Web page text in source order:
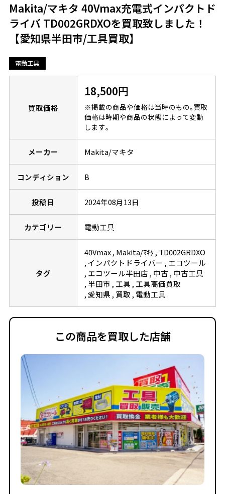
Makita/マキタ 40Vmax充電式インパクトド
ライバ TD002GRDXOを買取致しました！
【愛知県半田市/工具買取】
電動工具
買取価格
18,500円
※掲載の商品や価格は当時のもの｡買取
価格は時期や商品の状態によって変動
します｡
メーカー Makita/マキタ
コンディション B
投稿日 2024年08月13日
カテゴリー 電動工具
タグ
40Vmax Makita/ﾏｷﾀ TD002GRDXO
インパクトドライバー
エコツール
エコツール半田店 中古 中古工具
半田市 工具 工具高価買取
愛知県
買取 電動工具
この商品を買取した店舗